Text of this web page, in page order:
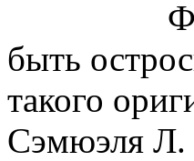
быть
такого
Сэмюэля Л.